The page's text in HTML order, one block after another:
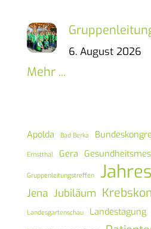
6. August 2026
Mehr ...
Apolda Bad Berka
Ernstthal Gera
Gruppenleitungstreffen
Jena Jubiläum
Landesgartenschau Landestagung